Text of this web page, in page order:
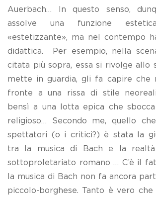
Auerbach… In questo senso,
assolve una funzione
«estetizzante», ma nel contempo
didattica. Per esempio, nella
citata più sopra, essa si rivolge allo
mette in guardia, gli fa capire che
fronte a una rissa di stile
bensì a una lotta epica che
religioso… Secondo me, quello
spettatori (o i critici?) è stata la
tra la musica di Bach e la realtà
sottoproletariato romano … C’è il
la musica di Bach non fa ancora
piccolo-borghese. Tanto è vero